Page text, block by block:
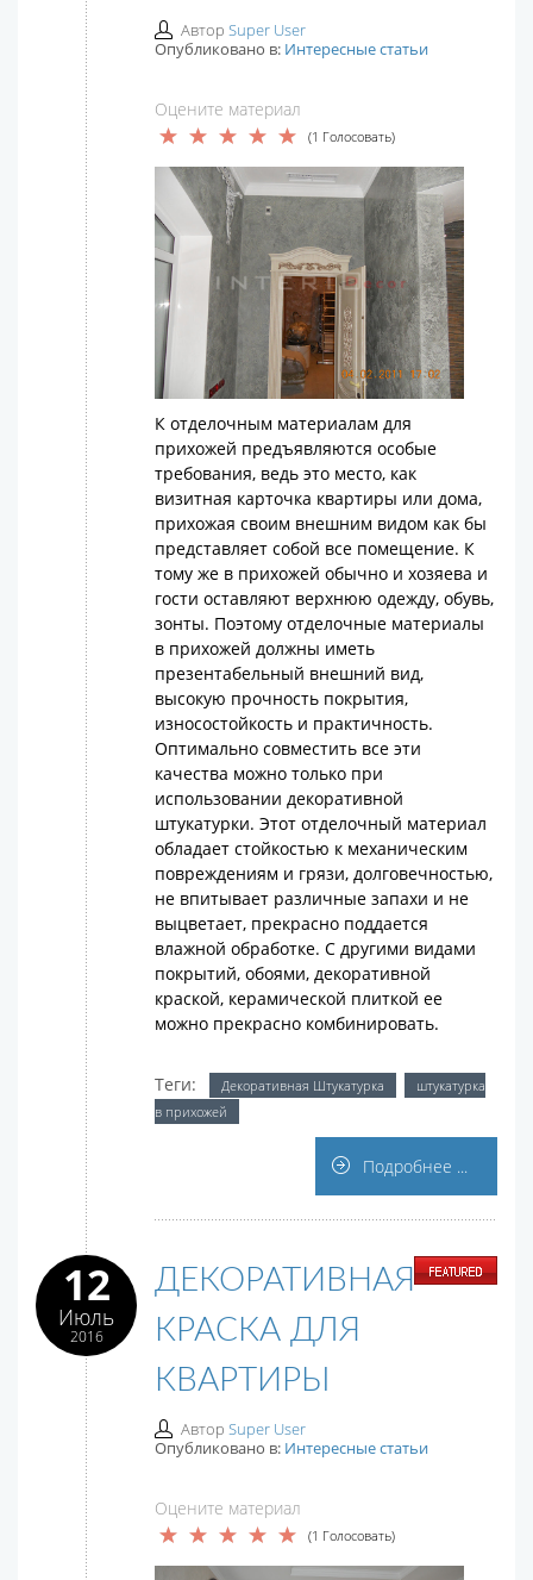
Автор Super User
Опубликовано в: Интересные статьи
Оцените материал
(1 Голосовать)
К отделочным материалам для
прихожей предъявляются особые
требования, ведь это место, как
визитная карточка квартиры или дома,
прихожая своим внешним видом как бы
представляет собой все помещение. К
тому же в прихожей обычно и хозяева и
гости оставляют верхнюю одежду, обувь,
зонты. Поэтому отделочные материалы
в прихожей должны иметь
презентабельный внешний вид,
высокую прочность покрытия,
износостойкость и практичность.
Оптимально совместить все эти
качества можно только при
использовании декоративной
штукатурки. Этот отделочный материал
обладает стойкостью к механическим
повреждениям и грязи, долговечностью,
не впитывает различные запахи и не
выцветает, прекрасно поддается
влажной обработке. С другими видами
покрытий, обоями, декоративной
краской, керамической плиткой ее
можно прекрасно комбинировать.
Теги: Декоративная Штукатурка
штукатурка
в прихожей
Подробнее ...
12
Июль
2016
ДЕКОРАТИВНАЯ
КРАСКА ДЛЯ
КВАРТИРЫ
Автор Super User
Опубликовано в: Интересные статьи
Оцените материал
(1 Голосовать)